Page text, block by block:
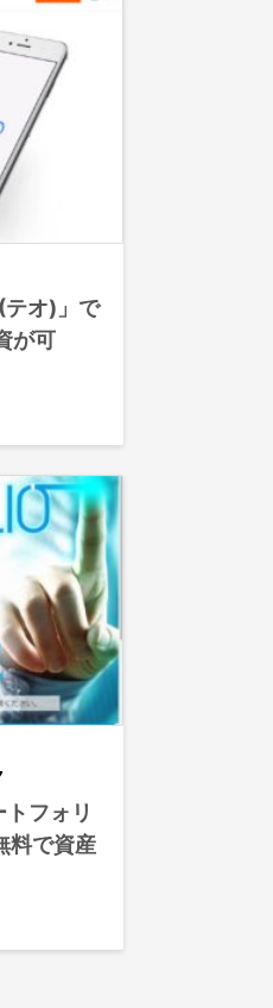
テオ)」で
が可
フォリ
料で資産